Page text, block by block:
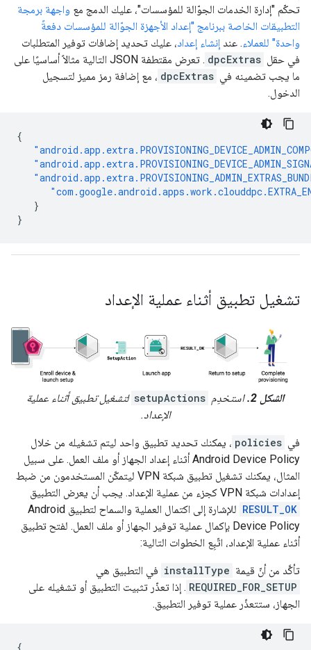
تحكّم "إدارة الخدمات الجوّالة للمؤسسات"، عليك الدمج مع واجهة برمجة
التطبيقات الخاصة ببرنامج "إعداد الأجهزة الجوّالة للمؤسسات دفعةً
واحدة" للعملاء. عند إنشاء إعداد، عليك تحديد إضافات توفير المتطلبات
في حقل dpcExtras
. تعرض مقتطفة JSON التالية مثالاً أساسيًا على
ما يجب تضمينه في dpcExtras ، مع إضافة رمز مميز لتسجيل
الدخول.
{
}
}
تشغيل تطبيق أثناء عملية الإعداد
الشكل 2. استخدِم setupActions لتشغيل تطبيق أثناء عملية
الإعداد.
في policies ، يمكنك تحديد تطبيق واحد ليتم تشغيله من خلال
Android Device Policy أثناء إعداد الجهاز أو ملف العمل. على سبيل
المثال، يمكنك تشغيل تطبيق شبكة VPN ليتمكّن المستخدمون من ضبط
إعدادات شبكة VPN كجزء من عملية الإعداد. يجب أن يعرض التطبيق
RESULT_OK
للإشارة إلى اكتمال العملية والسماح لتطبيق Android
Device Policy بإكمال عملية توفير الجهاز أو ملف العمل. لفتح تطبيق
أثناء عملية الإعداد، اتّبِع الخطوات التالية:
تأكَّد من أنّ قيمة installType في التطبيق هي
REQUIRED_FOR_SETUP . إذا تعذّر تثبيت التطبيق أو تشغيله على
الجهاز، ستتعذّر عملية توفير التطبيق.
{